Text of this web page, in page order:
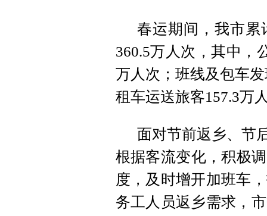
春运期间，我市累
360.5万人次，其中，
万人次；班线及包车
租车运送旅客157.3万
面对节前返乡、节
根据客流变化，积极
度，及时增开加班车
务工人员返乡需求，